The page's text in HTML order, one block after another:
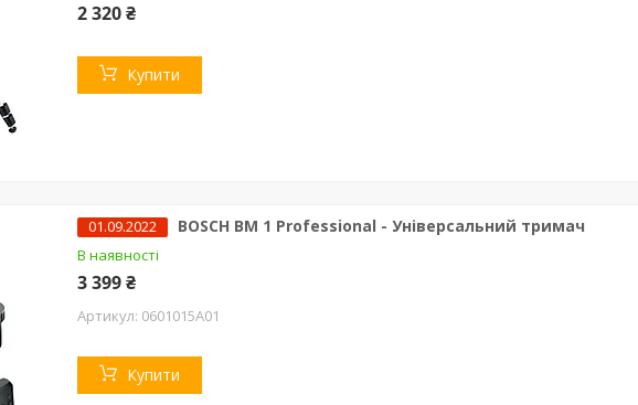
2 320 ₴
Купити
01.09.2022 BOSCH BM 1 Professional - Універсальний тримач
В наявності
3 399 ₴
0601015A01
Купити